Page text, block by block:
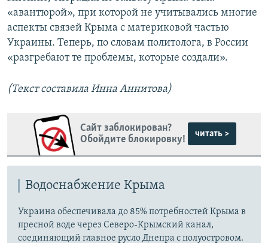
«авантюрой», при которой не учитывались многие
аспекты связей Крыма с материковой частью
Украины. Теперь, по словам политолога, в России
«разгребают те проблемы, которые создали».
(Текст составила Инна Аннитова)
Сайт заблокирован?
Обойдите блокировку!
читать >
Водоснабжение Крыма
Украина обеспечивала до 85% потребностей Крыма в
пресной воде через Северо-Крымский канал,
соединяющий главное русло Днепра с полуостровом.